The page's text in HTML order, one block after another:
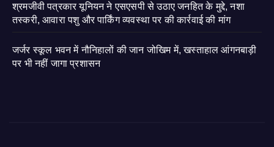
श्रमजीवी पत्रकार यूनियन ने एसएसपी से उठाए जनहित के मुद्दे, नशा
तस्करी, आवारा पशु और पार्किंग व्यवस्था पर की कार्रवाई की मांग
जर्जर स्कूल भवन में नौनिहालों की जान जोखिम में, खस्ताहाल आंगनबाड़ी
पर भी नहीं जागा प्रशासन